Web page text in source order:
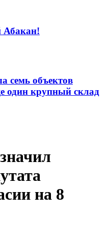
Абакан!
семь объектов
один крупный склад
на 8